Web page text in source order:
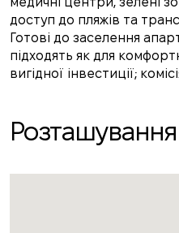
доступ до пляжів та
Готові до заселення
підходять як для
вигідної інвестиції;
Розташування